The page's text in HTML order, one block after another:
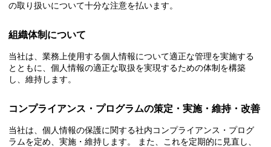
の取り扱いについて十分な注意を払います。
組織体制について
当社は、業務上使用する個人情報について適正な管理を実施する
とともに、個人情報の適正な取扱を実現するための体制を構築
し、維持します。
コンプライアンス・プログラムの策定・実施・維持・改善
当社は、個人情報の保護に関する社内コンプライアンス・プログ
ラムを定め、実施・維持します。 また、これを定期的に見直し、